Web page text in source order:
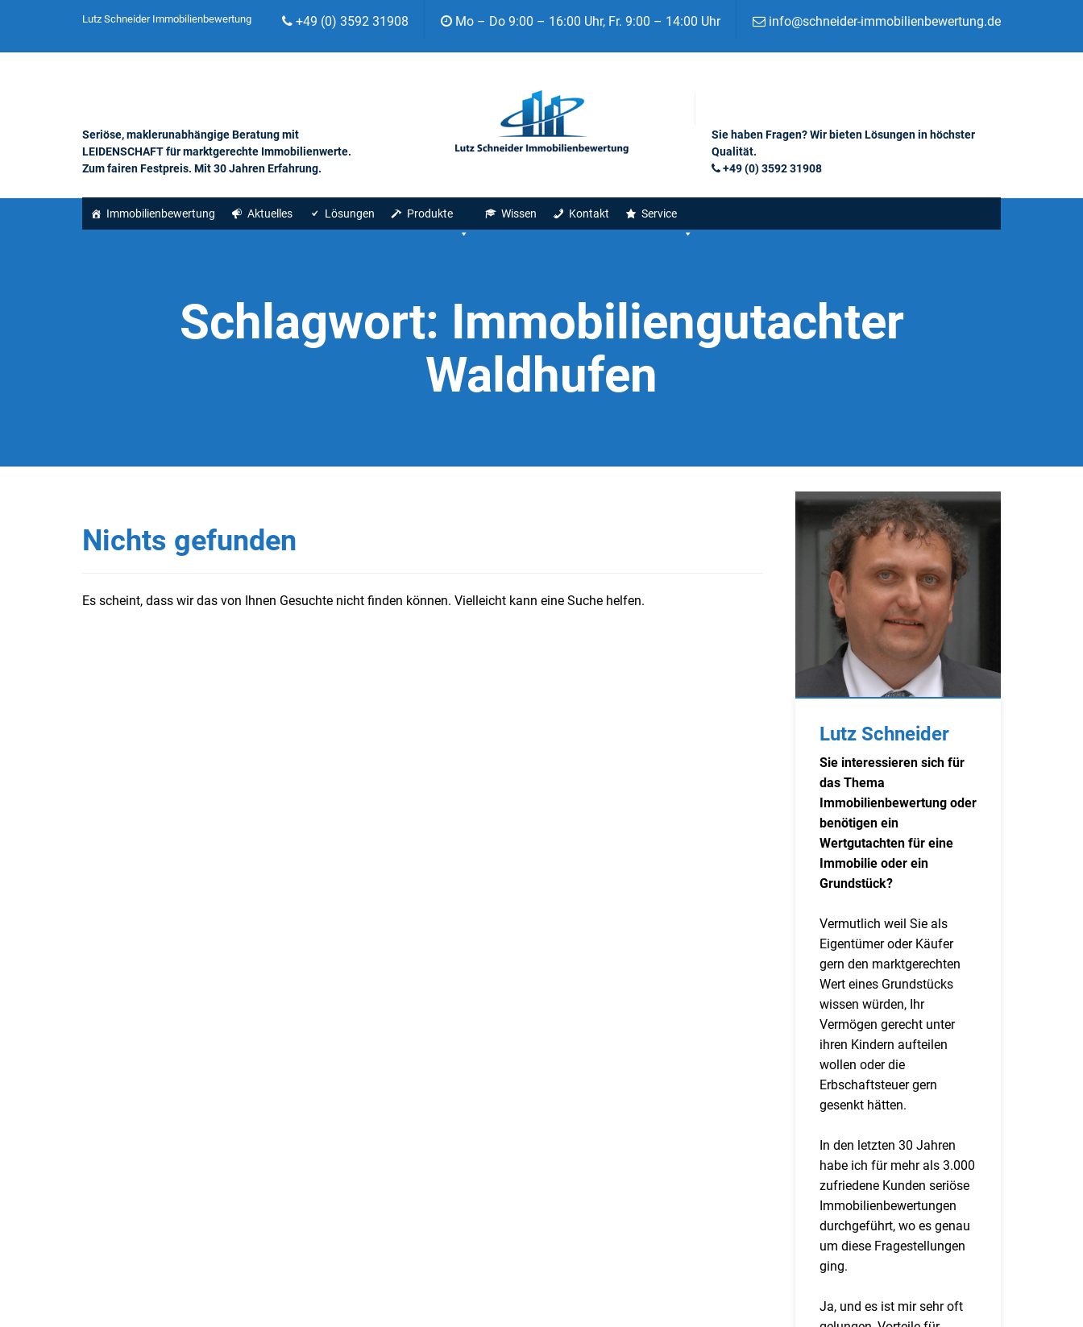
Lutz Schneider Immobilienbewertung +49 (0) 3592 31908 Mo – Do 9:00 – 16:00 Uhr, Fr. 9:00 – 14:00 Uhr info@schneider-immobilienbewertung.de
Seriöse, maklerunabhängige Beratung mit
LEIDENSCHAFT für marktgerechte Immobilienwerte.
Zum fairen Festpreis. Mit 30 Jahren Erfahrung.
Sie haben Fragen? Wir bieten Lösungen in höchster
Qualität.
+49 (0) 3592 31908
Immobilienbewertung Aktuelles Lösungen Produkte Wissen Kontakt Service
Schlagwort: Immobiliengutachter
Waldhufen
Nichts gefunden
Es scheint, dass wir das von Ihnen Gesuchte nicht finden können. Vielleicht kann eine Suche helfen.
Lutz Schneider
Sie interessieren sich für
das Thema
Immobilienbewertung oder
benötigen ein
Wertgutachten für eine
Immobilie oder ein
Grundstück?
Vermutlich weil Sie als
Eigentümer oder Käufer
gern den marktgerechten
Wert eines Grundstücks
wissen würden, Ihr
Vermögen gerecht unter
ihren Kindern aufteilen
wollen oder die
Erbschaftsteuer gern
gesenkt hätten.
In den letzten 30 Jahren
habe ich für mehr als 3.000
zufriedene Kunden seriöse
Immobilienbewertungen
durchgeführt, wo es genau
um diese Fragestellungen
ging.
Ja, und es ist mir sehr oft